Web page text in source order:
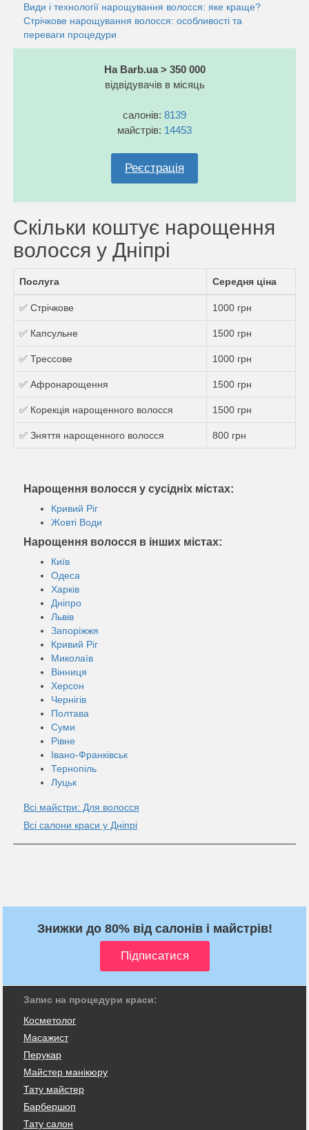
Види і технології нарощування волосся: яке краще?
Стрічкове нарощування волосся: особливості та
переваги процедури
На Barb.ua > 350 000
відвідувачів в місяць
салонів: 8139
майстрів: 14453
Реєстрація
Скільки коштує нарощення
волосся у Дніпрі
Послуга Середня ціна
✅ Стрічкове 1000 грн
✅ Капсульне 1500 грн
✅ Трессове 1000 грн
✅ Афронарощення 1500 грн
✅ Корекція нарощенного волосся 1500 грн
✅ Зняття нарощенного волосся 800 грн
Нарощення волосся у сусідніх містах:
Кривий Ріг
Жовті Води
Нарощення волосся в інших містах:
Київ
Одеса
Харків
Дніпро
Львів
Запоріжжя
Кривий Ріг
Миколаїв
Вінниця
Херсон
Чернігів
Полтава
Суми
Рівне
Івано-Франківськ
Тернопіль
Луцьк
Всі майстри: Для волосся
Всі салони краси у Дніпрі
Знижки до 80% від салонів і майстрів!
Запис на процедури краси:
Косметолог
Масажист
Перукар
Майстер манікюру
Тату майстер
Барбершоп
Тату салон